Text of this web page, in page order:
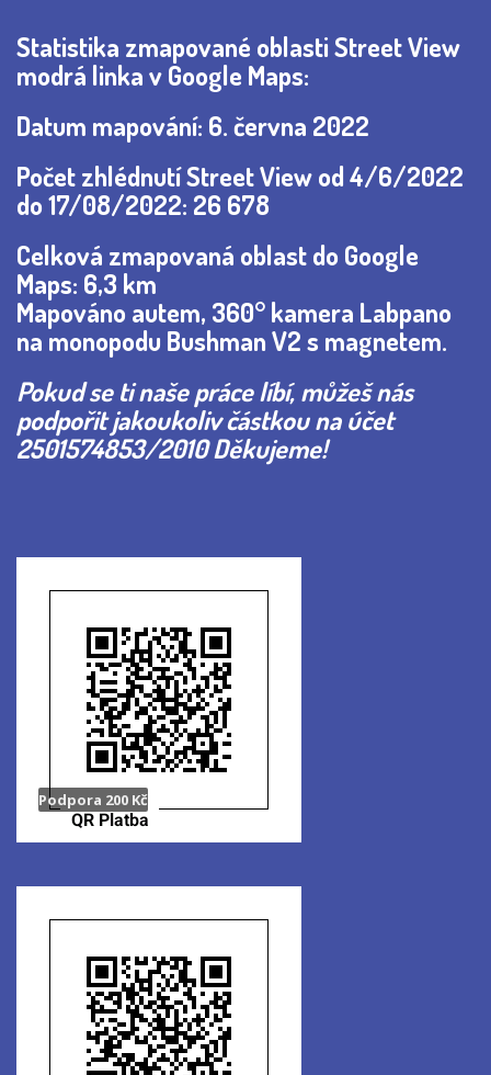
Statistika zmapované oblasti Street View
modrá linka v Google Maps:
Datum mapování: 6. června 2022
Počet zhlédnutí Street View od4/6/2022
do 17/08/2022: 26 678
Celková zmapovaná oblast do Google
Maps: 6,3 km
Mapováno autem, 360° kamera Labpano
na monopodu Bushman V2 s magnetem.
Pokud se ti naše práce líbí, můžeš nás
podpořit jakoukoliv částkou na účet
2501574853/2010 Děkujeme!
Podpora 200 Kč